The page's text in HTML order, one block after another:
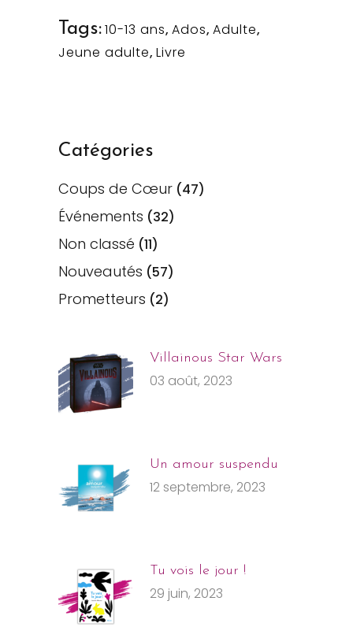
Tags:10-13 ans, Ados, Adulte,
Jeune adulte, Livre
Catégories
Coups de Cœur (47)
Événements (32)
Non classé (11)
Nouveautés (57)
Prometteurs (2)
Villainous Star Wars
03 août, 2023
Un amour suspendu
12 septembre, 2023
Tu vois le jour !
29 juin, 2023